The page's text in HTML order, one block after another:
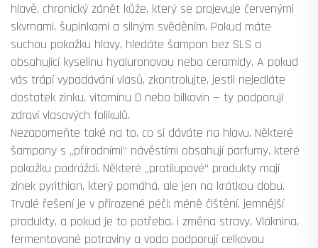
hlavě, chronický zánět kůže, který se projevuje červenými
skvrnami, šupinkami a silným svěděním. Pokud máte
suchou pokožku hlavy, hledáte šampon bez SLS a
obsahující kyselinu hyaluronovou nebo ceramidy. A pokud
vás trápí vypadávání vlasů, zkontrolujte, jestli nejedláte
dostatek zinku, vitamínu D nebo bílkovin — ty podporují
zdraví vlasových folikulů.
Nezapomeňte také na to, co si dáváte na hlavu. Některé
šampony s „přírodními“ návěstími obsahují parfumy, které
pokožku podráždí. Některé „protilupové“ produkty mají
zinek pyrithion, který pomáhá, ale jen na krátkou dobu.
Trvalé řešení je v přirozené péči: méně čištění, jemnější
produkty, a pokud je to potřeba, i změna stravy. Vláknina,
fermentované potraviny a voda podporují celkovou